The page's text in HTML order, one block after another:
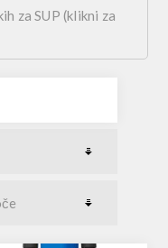
za SUP (klikni za